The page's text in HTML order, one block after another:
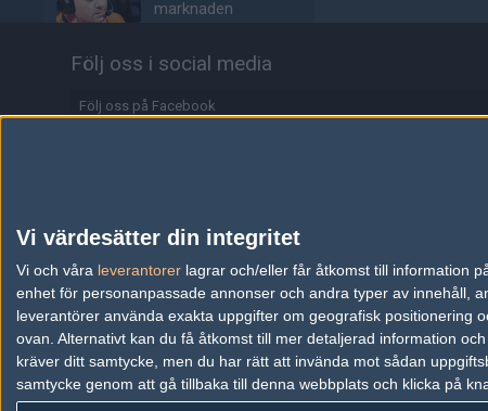
Vi värdesätter din integritet
Vi och våra leverantorer lagrar och/eller får åtkomst till information
enhet för personanpassade annonser och andra typer av innehåll,
leverantörer använda exakta uppgifter om geografisk positionering
ovan. Alternativt kan du få åtkomst till mer detaljerad information
kräver ditt samtycke, men du har rätt att invända mot sådan
samtycke genom att gå tillbaka till denna webbplats och klicka på
marknaden
Lilmix, möter Metizport i
avgörande matchen
debutmatch
03/08 COUNTER-STRIKE
Svenskarnas dödsgrupp
– idag börjar Stake Pulse
för tre svensklag
03/08 COUNTER-STRIKE
Följ oss i social media
Följ oss på Facebook
Information
Annonsering
Copyright och Privacy Policy
Användaravtal